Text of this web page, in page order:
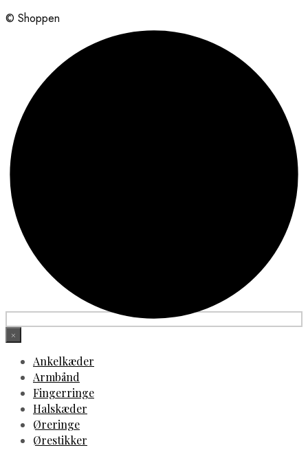
© Shoppen
×
Ankelkæder
Armbånd
Fingerringe
Halskæder
Øreringe
Ørestikker